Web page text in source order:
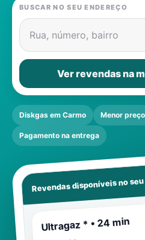
Gás
Contatos
BUSCAR NO SEU ENDEREÇO
Rua, número, bairro
Ver revendas na
Diskgas em Carmo Menor preço
Pagamento na entrega
Revendas disponíveis no
Ultragaz * • 24 min